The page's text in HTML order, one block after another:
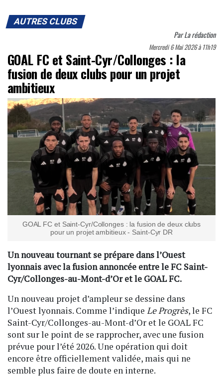
AUTRES CLUBS
ParLa rédaction
Mercredi 6 Mai 2026 à 11h19
GOAL FC et Saint-Cyr/Collonges : la
fusion de deux clubs pour un projet
ambitieux
GOAL FC et Saint-Cyr/Collonges : la fusion de deux clubs
pour un projet ambitieux - Saint-Cyr DR
Un nouveau tournant se prépare dans l’Ouest
lyonnais avec la fusion annoncée entre le FC Saint-
Cyr/Collonges-au-Mont-d’Or et le GOAL FC.
Un nouveau projet d’ampleur se dessine dans
l’Ouest lyonnais. Comme l’indique Le Progrès, le FC
Saint-Cyr/Collonges-au-Mont-d’Or et le GOAL FC
sont sur le point de se rapprocher, avec une fusion
prévue pour l’été 2026. Une opération qui doit
encore être officiellement validée, mais qui ne
semble plus faire de doute en interne.